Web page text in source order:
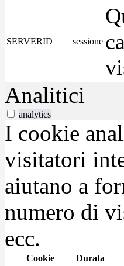
SERVERID sessione
Analitici
analytics
I cookie
visitatori
aiutano a
numero di
ecc.
Cookie Durata